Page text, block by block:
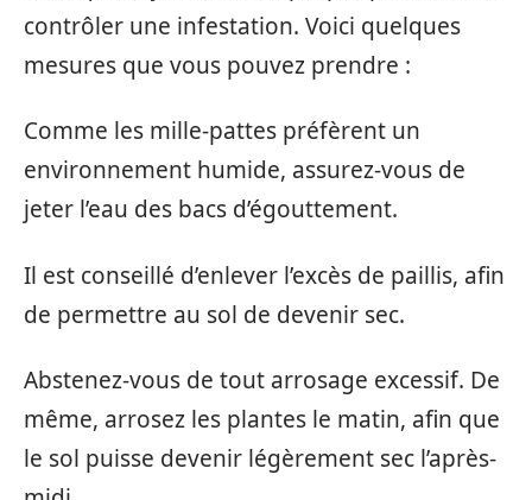
contrôler une infestation. Voici quelques
mesures que vous pouvez prendre :
Comme les mille-pattes préfèrent un
environnement humide, assurez-vous de
jeter l’eau des bacs d’égouttement.
Il est conseillé d’enlever l’excès de paillis, afin
de permettre au sol de devenir sec.
Abstenez-vous de tout arrosage excessif. De
même, arrosez les plantes le matin, afin que
le sol puisse devenir légèrement sec l’après-